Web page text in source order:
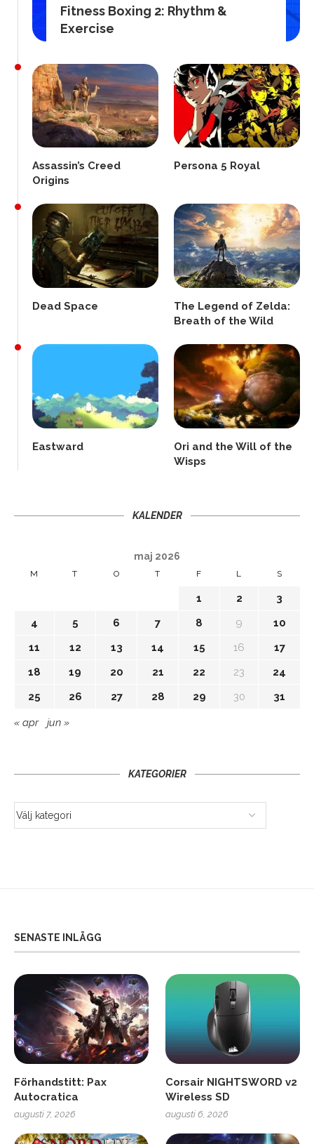
Fitness Boxing 2: Rhythm &
Exercise
Assassin’s Creed
Origins
Persona 5 Royal
Dead Space
The Legend of Zelda:
Breath of the Wild
Eastward
Ori and the Will of the
Wisps
KALENDER
maj 2026
M T O T F L S
1 2
3
4
5 6 7 8 9
10
11
12 13 14 15 16
17
18
19 20 21 22 23
24
25
26 27 28 29 30 31
« apr jun »
KATEGORIER
SENASTE INLÄGG
Förhandstitt: Pax
Autocratica
augusti 7, 2026
Corsair NIGHTSWORD v2
Wireless SD
augusti 6, 2026